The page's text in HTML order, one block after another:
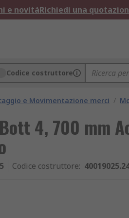
e novitàRichiedi una
Codice costruttore
e Movimentazione merci /
4, 700 mm
Codice costruttore: